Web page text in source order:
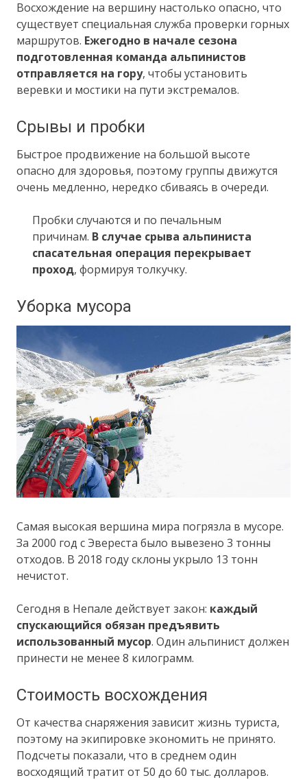
Восхождение на вершину настолько опасно, что
существует специальная служба проверки горных
маршрутов. Ежегодно в начале сезона
подготовленная команда альпинистов
отправляется на гору, чтобы установить
веревки и мостики на пути экстремалов.
Срывы и пробки
Быстрое продвижение на большой высоте
опасно для здоровья, поэтому группы движутся
очень медленно, нередко сбиваясь в очереди.
Пробки случаются и по печальным
причинам. В случае срыва альпиниста
спасательная операция перекрывает
проход, формируя толкучку.
Уборка мусора
Самая высокая вершина мира погрязла в мусоре.
За 2000 год с Эвереста было вывезено 3 тонны
отходов. В 2018 году склоны укрыло 13 тонн
нечистот.
Сегодня в Непале действует закон: каждый
спускающийся обязан предъявить
использованный мусор. Один альпинист должен
принести не менее 8 килограмм.
Стоимость восхождения
От качества снаряжения зависит жизнь туриста,
поэтому на экипировке экономить не принято.
Подсчеты показали, что в среднем один
восходящий тратит от 50 до 60 тыс. долларов.